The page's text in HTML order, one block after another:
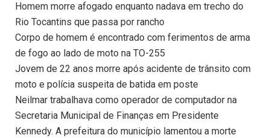
Homem morre afogado enquanto nadava em trecho do
Rio Tocantins que passa por rancho
Corpo de homem é encontrado com ferimentos de arma
de fogo ao lado de moto na TO-255
Jovem de 22 anos morre após acidente de trânsito com
moto e polícia suspeita de batida em poste
Neilmar trabalhava como operador de computador na
Secretaria Municipal de Finanças em Presidente
Kennedy. A prefeitura do município lamentou a morte